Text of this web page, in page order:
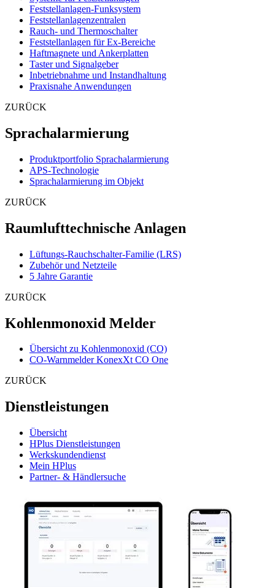
Feststellanlagen-Funksystem
Feststellanlagenzentralen
Rauch- und Thermoschalter
Feststellanlagen für Ex-Bereiche
Haftmagnete und Ankerplatten
Taster und Signalgeber
Inbetriebnahme und Instandhaltung
Praxisnahe Anwendungen
ZURÜCK
Sprachalarmierung
Produktportfolio Sprachalarmierung
APS-Technologie
Sprachalarmierung im Objekt
ZURÜCK
Raumlufttechnische Anlagen
Lüftungs-Rauchschalter-Familie (LRS)
Zubehör und Netzteile
5 Jahre Garantie
ZURÜCK
Kohlenmonoxid Melder
Übersicht zu Kohlenmonoxid (CO)
CO-Warnmelder KonexXt CO One
ZURÜCK
Dienstleistungen
Übersicht
HPlus Dienstleistungen
Werkskundendienst
Mein HPlus
Partner- & Händlersuche